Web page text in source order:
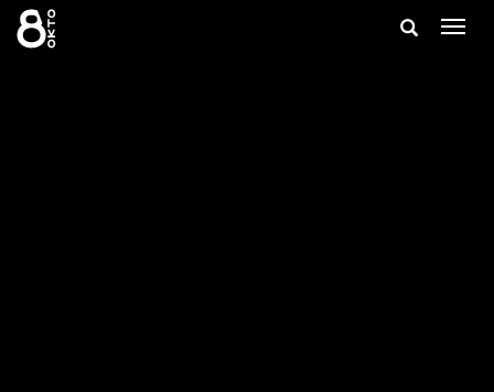
Zum
Inhalt
springen
Suche